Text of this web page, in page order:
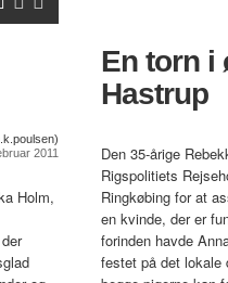
2011
Holm,
En torn i
Hastrup
Den 35-årige
Rigspolitiets
Ringkøbing for at
en kvinde, der er
forinden havde
festet på det lokale